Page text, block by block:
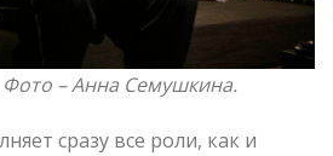
Фото – Анна Семушкина.
сразу все роли, как и